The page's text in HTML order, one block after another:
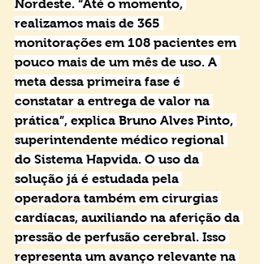
Nordeste. “Até o momento,
realizamos mais de 365
monitorações em 108 pacientes em
pouco mais de um mês de uso. A
meta dessa primeira fase é
constatar a entrega de valor na
prática”, explica Bruno Alves Pinto,
superintendente médico regional
do Sistema Hapvida. O uso da
solução já é estudada pela
operadora também em cirurgias
cardíacas, auxiliando na aferição da
pressão de perfusão cerebral. Isso
representa um avanço relevante na